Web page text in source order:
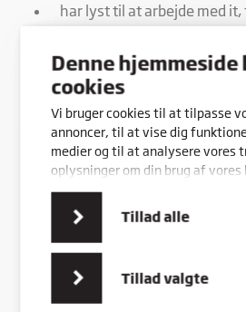
Denne hjemmeside
cookies
Vi bruger cookies til at tilpasse
annoncer, til at vise dig
medier og til at analysere vores
oplysninger om din brug af vores
vores partnere inden for sociale
annonceringspartnere og
partnere kan kombinere disse
oplysninger, du har givet dem,
Tillad valgte
Tillad alle
har lyst til at arbejde med
din specialviden
har interesse for miljøet
er praktisk anlagt og har lyst
hænder
er serviceminded og god til
kan arbejde omhyggeligt og
kan arbejde selvstændigt
kan udarbejde